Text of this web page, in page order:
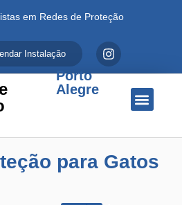
em Redes de Proteção
Instalação
Porto
Alegre
para Gatos